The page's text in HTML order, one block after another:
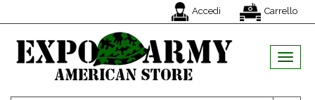
Accedi Carrello
MENU